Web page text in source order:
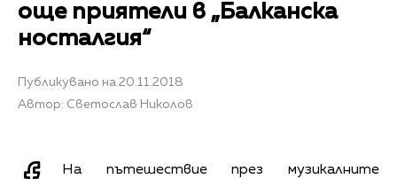
още приятели в „Балканска
носталгия“
Публикувано на 20.11.2018
Автор: Светослав Николов
На пътешествие през музикалните